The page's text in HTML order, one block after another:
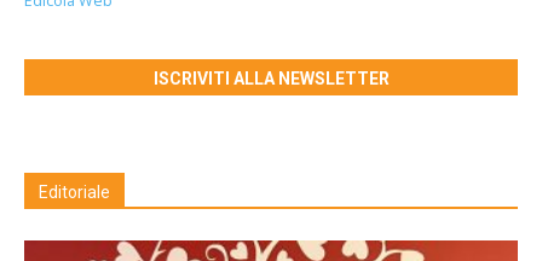
ISCRIVITI ALLA NEWSLETTER
Editoriale